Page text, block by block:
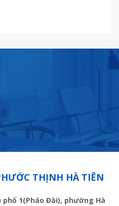
THỊNH HÀ TIÊN
phố 1(Pháo Đài), phường Hà